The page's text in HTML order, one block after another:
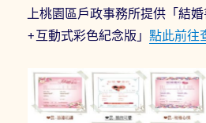
上桃園區戶政事務所提供「結
+互動式彩色紀念版」點此前往